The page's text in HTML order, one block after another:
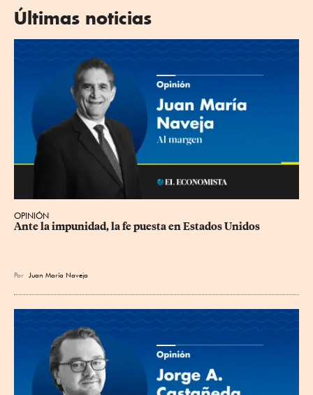
Últimas noticias
OPINIÓN
Ante la impunidad, la fe puesta en Estados Unidos
Por Juan María Naveja